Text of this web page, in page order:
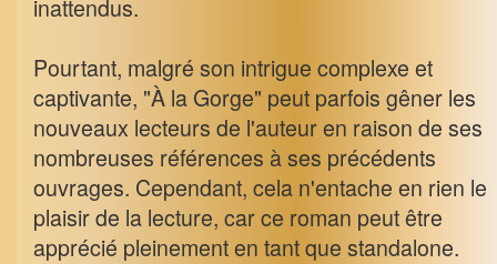
inattendus.
Pourtant, malgré son intrigue complexe et
captivante, "À la Gorge" peut parfois gêner les
nouveaux lecteurs de l'auteur en raison de ses
nombreuses références à ses précédents
ouvrages. Cependant, cela n'entache en rien le
plaisir de la lecture, car ce roman peut être
apprécié pleinement en tant que standalone.